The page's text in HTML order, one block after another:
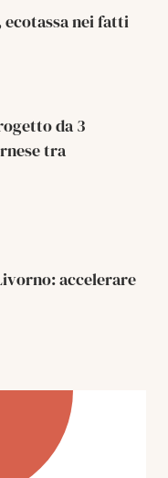
ecotassa nei fatti
da 3
tra
accelerare